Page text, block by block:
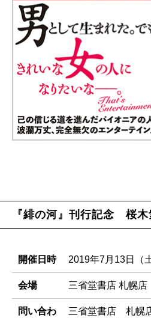
『緋の河』刊行記念 桜
開催日時 2019年7月13日（
会場 三省堂書店 札幌
問い合わ
三省堂書店 札幌